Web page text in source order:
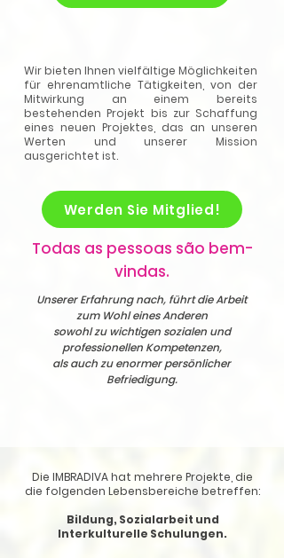
Wir bieten Ihnen vielfältige Möglichkeiten
für ehrenamtliche Tätigkeiten, von der
Mitwirkung an einem bereits
bestehenden Projekt bis zur Schaffung
eines neuen Projektes, das an unseren
Werten und unserer Mission
ausgerichtet ist.
Werden Sie Mitglied!
Todas as pessoas são bem-
vindas.
Unserer Erfahrung nach, führt die Arbeit
zum Wohl eines Anderen
sowohl zu wichtigen sozialen und
professionellen Kompetenzen,
als auch zu enormer persönlicher
Befriedigung.
Die IMBRADIVA hat mehrere Projekte, die
die folgenden Lebensbereiche betreffen:
Bildung, Sozialarbeit und
Interkulturelle Schulungen.